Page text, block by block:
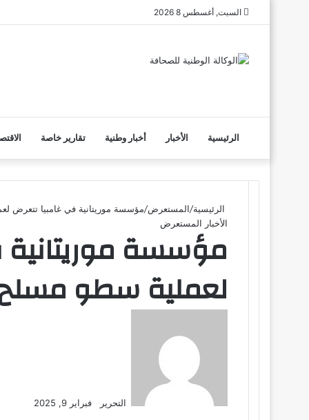
السبت, أغسطس 8 2026
الرئيسية الأخبار أخبار وطنية تقارير خاصة
الرئيسية/المستعرض/مؤسسة موريتانية في غامبيا تتعرض
الأخبار المستعرض
مؤسسة
لعملية سطو
التحرير فبراير 9, 2025